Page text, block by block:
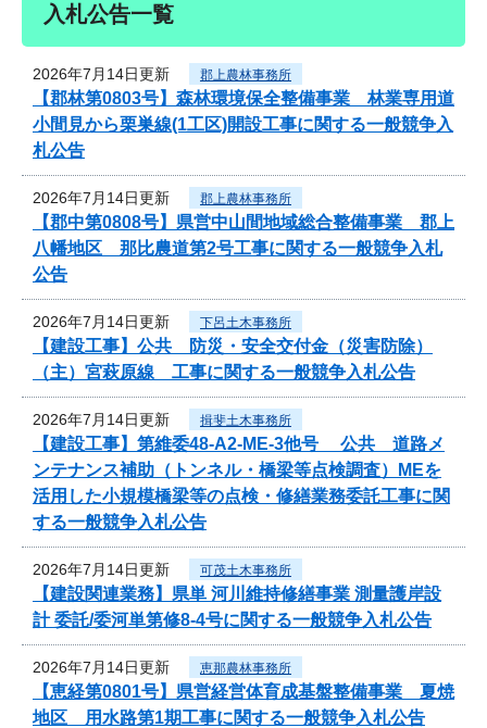
入札公告一覧
2026年7月14日更新 郡上農林事務所
【郡林第0803号】森林環境保全整備事業 林業専用道
小間見から栗巣線(1工区)開設工事に関する一般競争入
札公告
2026年7月14日更新 郡上農林事務所
【郡中第0808号】県営中山間地域総合整備事業 郡上
八幡地区 那比農道第2号工事に関する一般競争入札
公告
2026年7月14日更新 下呂土木事務所
【建設工事】公共 防災・安全交付金（災害防除）
（主）宮萩原線 工事に関する一般競争入札公告
2026年7月14日更新 揖斐土木事務所
【建設工事】第維委48-A2-ME-3他号 公共 道路メ
ンテナンス補助（トンネル・橋梁等点検調査）MEを
活用した小規模橋梁等の点検・修繕業務委託工事に関
する一般競争入札公告
2026年7月14日更新 可茂土木事務所
【建設関連業務】県単 河川維持修繕事業 測量護岸設
計 委託/委河単第修8-4号に関する一般競争入札公告
2026年7月14日更新 恵那農林事務所
【恵経第0801号】県営経営体育成基盤整備事業 夏焼
地区 用水路第1期工事に関する一般競争入札公告